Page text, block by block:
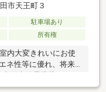
市天王町３
駐車場あり
所有権
内大変きれいにお使
ネ性等に優れ、将来に
の家計にも助かりま